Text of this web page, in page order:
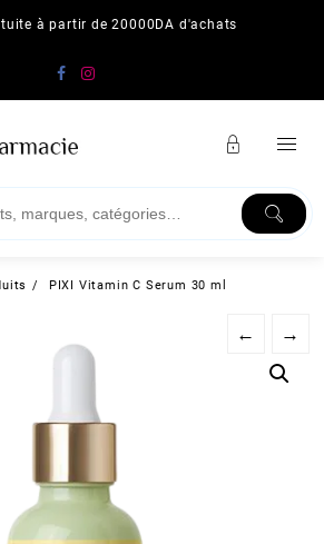
à partir de 20000DA d'achats
PIXI Vitamin C Serum 30 ml
← →